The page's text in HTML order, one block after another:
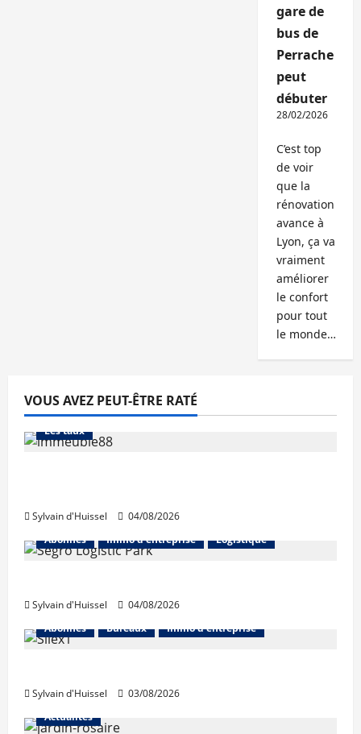
gare de
bus de
Perrache
peut
débuter
28/02/2026
C’est top
de voir
que la
rénovation
avance à
Lyon, ça va
vraiment
améliorer
le confort
pour tout
le monde…
VOUS AVEZ PEUT-ÊTRE RATÉ
Abonnés Financement
L'avis des courtiers
Les taux
Sylvain d'Huissel
04/08/2026
Abonnés
Immo d'entreprise Logistique
Sylvain d'Huissel
04/08/2026
Abonnés
Bureaux Immo d'entreprise
Sylvain d'Huissel
03/08/2026
Actualités